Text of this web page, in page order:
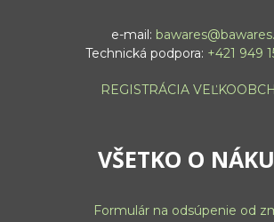
e-mail:
Technická podpora: +421 949
REGISTRÁCIA
VŠETKO O
Formulár na odsúpenie od